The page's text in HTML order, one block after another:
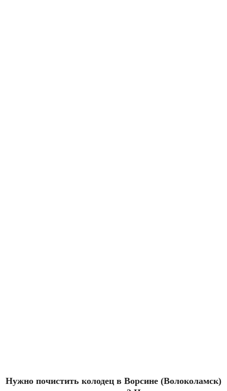
Нужно почистить колодец в Ворсине (Волоколамск)